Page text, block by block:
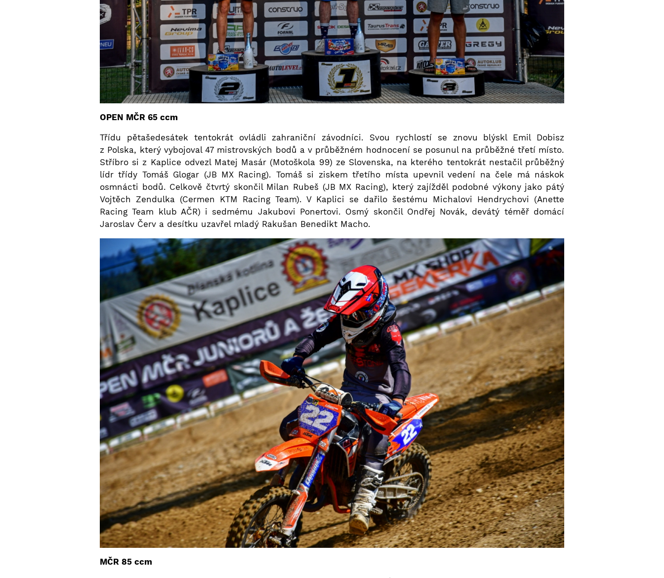
OPEN MČR 65 ccm
Třídu pětašedesátek tentokrát ovládli zahraniční závodníci. Svou rychlostí se znovu blýskl Emil Dobisz
z Polska, který vybojoval 47 mistrovských bodů a v průběžném hodnocení se posunul na průběžné třetí místo.
Stříbro si z Kaplice odvezl Matej Masár (Motoškola 99) ze Slovenska, na kterého tentokrát nestačil průběžný
lídr třídy Tomáš Glogar (JB MX Racing). Tomáš si ziskem třetího místa upevnil vedení na čele má náskok
osmnácti bodů. Celkově čtvrtý skončil Milan Rubeš (JB MX Racing), který zajížděl podobné výkony jako pátý
Vojtěch Zendulka (Cermen KTM Racing Team). V Kaplici se dařilo šestému Michalovi Hendrychovi (Anette
Racing Team klub AČR) i sedmému Jakubovi Ponertovi. Osmý skončil Ondřej Novák, devátý téměř domácí
Jaroslav Červ a desítku uzavřel mladý Rakušan Benedikt Macho.
MČR 85 ccm